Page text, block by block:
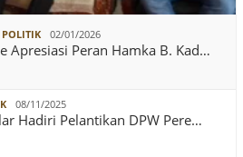
POLITIK 02/01/2026
Apresiasi Peran Hamka B. Kad…
08/11/2025
Hadiri Pelantikan DPW Pere…